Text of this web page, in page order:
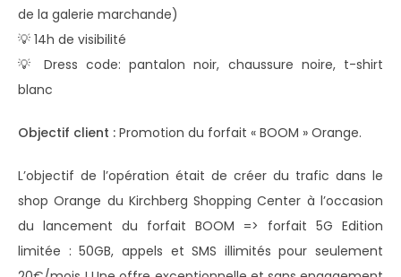
de la galerie marchande)
💡 14h de visibilité
💡 Dress code: pantalon noir, chaussure noire, t-shirt
blanc
Objectif client : Promotion du forfait « BOOM » Orange.
L’objectif de l’opération était de créer du trafic dans le
shop Orange du Kirchberg Shopping Center à l’occasion
du lancement du forfait BOOM => forfait 5G Edition
limitée : 50GB, appels et SMS illimités pour seulement